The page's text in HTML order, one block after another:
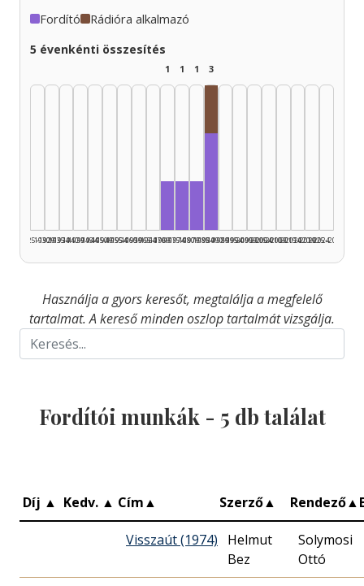
Fordító Rádióra alkalmazó
5 évenkénti összesítés
1925–1929
1930–1934
1935–1939
1940–1944
1945–1949
1950–1954
1955–1959
1960–1964
1965–1969
1
1970–1974
1
1975–1979
1
1980–1984
3
1985–1989
1990–1994
1995–1999
2000–2004
2005–2009
2010–2014
2015–2019
2020–2024
2025–2026
Használja a gyors keresőt, megtalálja a megfelelő
tartalmat. A kereső minden oszlop tartalmát vizsgálja.
Fordítói munkák - 5 db találat
Díj ▲ Kedv. ▲ Cím▲ Szerző▲ Rendező▲
Visszaút (1974)
Helmut
Bez
Solymosi
Ottó